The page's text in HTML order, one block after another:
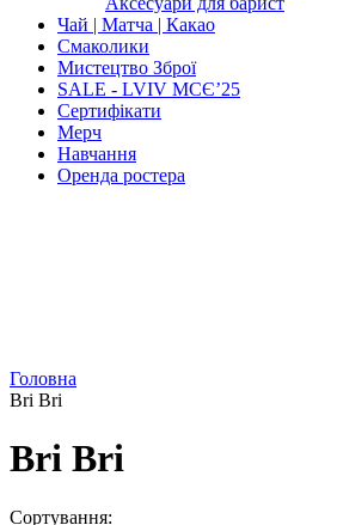
Чай | Матча | Какао
Смаколики
Мистецтво Зброї
SALE - LVIV MCЄʼ25
Сертифікати
Мерч
Навчання
Оренда ростера
Головна
Bri Bri
Bri Bri
Сортування: